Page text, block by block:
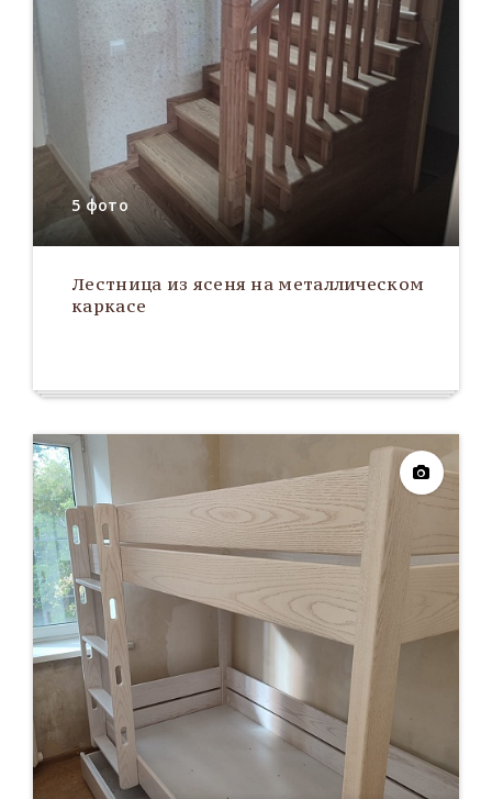
5 фото
Лестница из ясеня на металлическом
каркасе